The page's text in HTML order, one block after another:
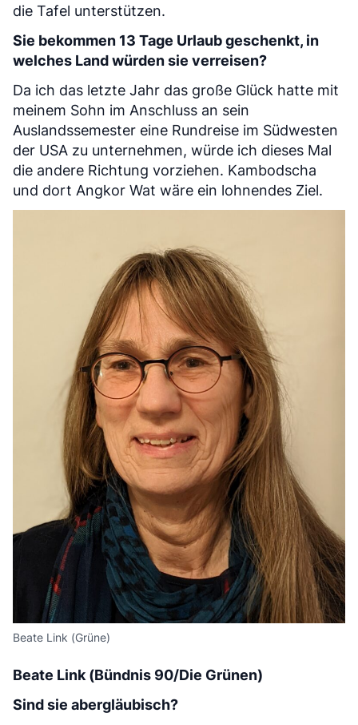
die Tafel unterstützen.
Sie bekommen 13 Tage Urlaub geschenkt, in
welches Land würden sie verreisen?
Da ich das letzte Jahr das große Glück hatte mit
meinem Sohn im Anschluss an sein
Auslandssemester eine Rundreise im Südwesten
der USA zu unternehmen, würde ich dieses Mal
die andere Richtung vorziehen. Kambodscha
und dort Angkor Wat wäre ein lohnendes Ziel.
Beate Link (Grüne)
Beate Link (Bündnis 90/Die Grünen)
Sind sie abergläubisch?